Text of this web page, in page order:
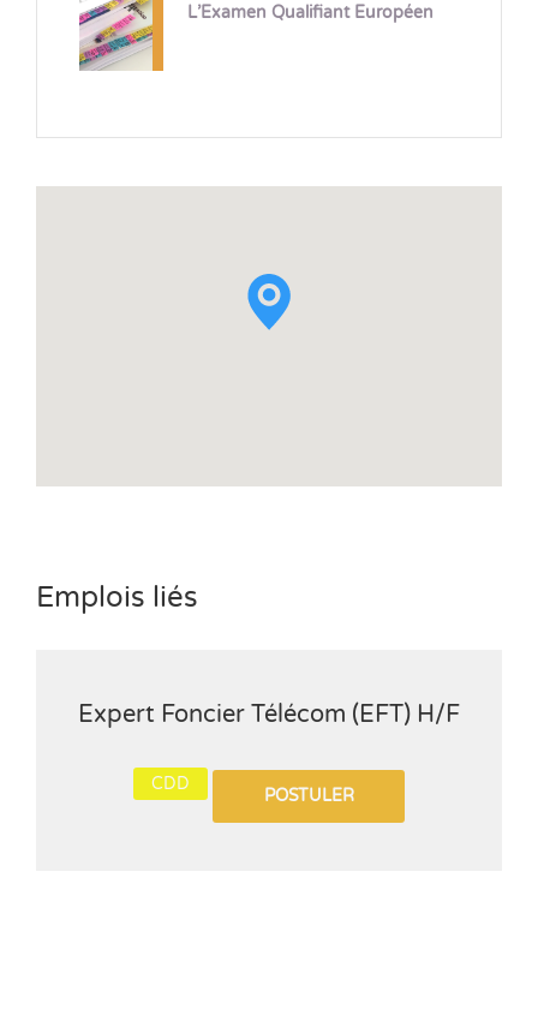
L’Examen Qualifiant Européen
Emplois liés
Expert Foncier Télécom (EFT) H/F
CDD
POSTULER